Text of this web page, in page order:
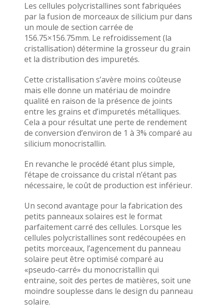
Les cellules polycristallines sont fabriquées
par la fusion de morceaux de silicium pur dans
un moule de section carrée de
156.75×156.75mm. Le refroidissement (la
cristallisation) détermine la grosseur du grain
et la distribution des impuretés.
Cette cristallisation s’avère moins coûteuse
mais elle donne un matériau de moindre
qualité en raison de la présence de joints
entre les grains et d’impuretés métalliques.
Cela a pour résultat une perte de rendement
de conversion d’environ de 1 à 3% comparé au
silicium monocristallin.
En revanche le procédé étant plus simple,
l’étape de croissance du cristal n’étant pas
nécessaire, le coût de production est inférieur.
Un second avantage pour la fabrication des
petits panneaux solaires est le format
parfaitement carré des cellules. Lorsque les
cellules polycristallines sont redécoupées en
petits morceaux, l’agencement du panneau
solaire peut être optimisé comparé au
«pseudo-carré» du monocristallin qui
entraine, soit des pertes de matières, soit une
moindre souplesse dans le design du panneau
solaire.